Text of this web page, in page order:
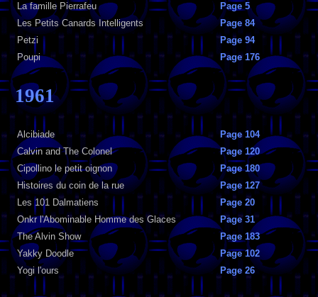
La famille Pierrafeu
Page 5
Les Petits Canards Intelligents
Page 84
Petzi
Page 94
Poupi
Page 176
1961
Alcibiade
Page 104
Calvin and The Colonel
Page 120
Cipollino le petit oignon
Page 180
Histoires du coin de la rue
Page 127
Les 101 Dalmatiens
Page 20
Onkr l'Abominable Homme des Glaces
Page 31
The Alvin Show
Page 183
Yakky Doodle
Page 102
Yogi l'ours
Page 26